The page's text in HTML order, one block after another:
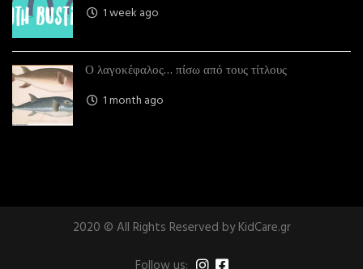
1 week ago
Ο λαγοκέφαλος… πίσω από τους τίτλους
1 month ago
2020 © All Rights Reserved by KidCare.gr